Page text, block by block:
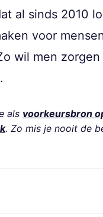
al sinds 2010
voor
wil men
als voorkeursbron
. Zo mis je nooit de